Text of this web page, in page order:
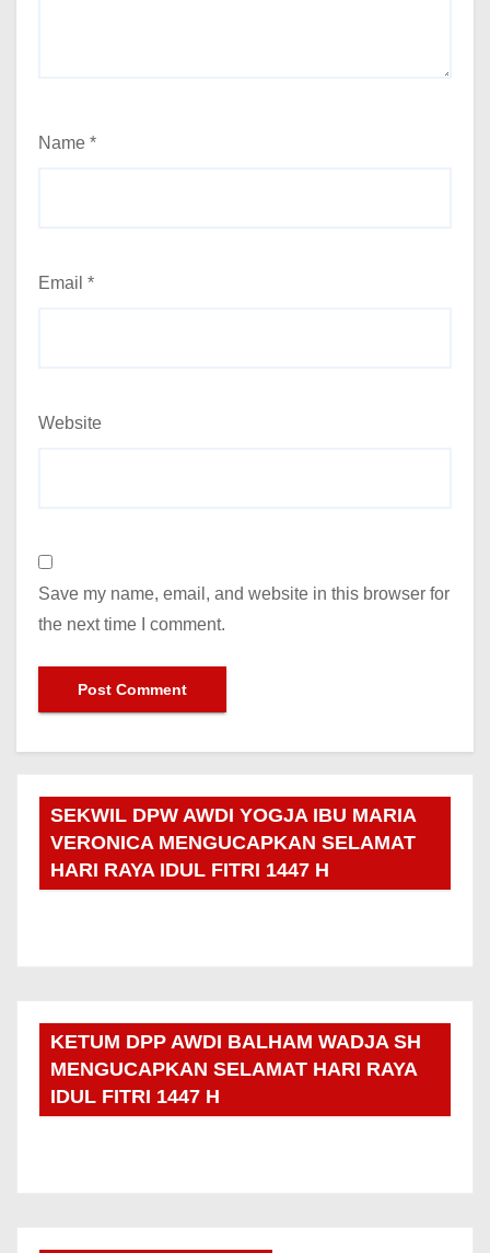
Name *
Email *
Website
Save my name, email, and website in this browser for
the next time I comment.
SEKWIL DPW AWDI YOGJA IBU MARIA
VERONICA MENGUCAPKAN SELAMAT
HARI RAYA IDUL FITRI 1447 H
KETUM DPP AWDI BALHAM WADJA SH
MENGUCAPKAN SELAMAT HARI RAYA
IDUL FITRI 1447 H